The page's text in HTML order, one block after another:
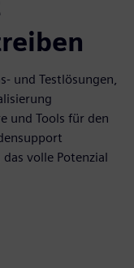
und Testlösungen,
und Tools für den
volle Potenzial